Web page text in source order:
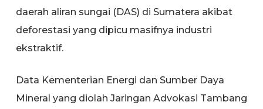
daerah aliran sungai (DAS) di Sumatera akibat
deforestasi yang dipicu masifnya industri
ekstraktif.
Data Kementerian Energi dan Sumber Daya
Mineral yang diolah Jaringan Advokasi Tambang